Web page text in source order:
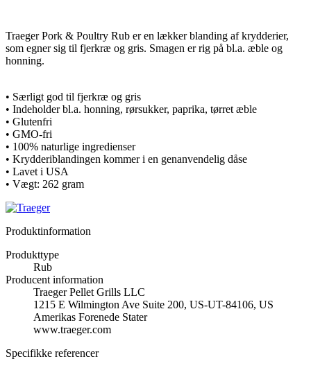
Traeger Pork & Poultry Rub er en lækker blanding af krydderier,
som egner sig til fjerkræ og gris. Smagen er rig på bl.a. æble og
honning.
• Særligt god til fjerkræ og gris
• Indeholder bl.a. honning, rørsukker, paprika, tørret æble
• Glutenfri
• GMO-fri
• 100% naturlige ingredienser
• Krydderiblandingen kommer i en genanvendelig dåse
• Lavet i USA
• Vægt: 262 gram
Produktinformation
Produkttype
Rub
Producent information
Traeger Pellet Grills LLC
1215 E Wilmington Ave Suite 200, US-UT-84106, US
Amerikas Forenede Stater
www.traeger.com
Specifikke referencer